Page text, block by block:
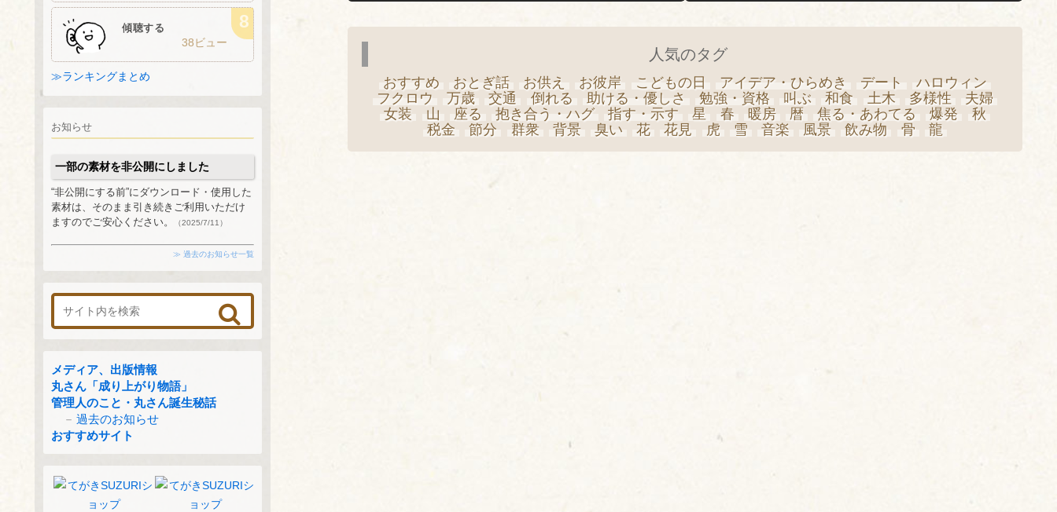
人気のタグ
おすすめ おとぎ話 お供え お彼岸 こどもの日 アイデア・ひらめき デート
ハロウィン
フクロウ
万歳 交通 倒れる 助ける・優しさ 勉強・資格 叫ぶ 和食 土木 多様性
夫婦
女装
山 座る 抱き合う・ハグ 指す・示す 星 春 暖房 暦 焦る・あわてる 爆発
秋
税金
節分 群衆 背景 臭い 花 花見 虎 雪 音楽 風景 飲み物 骨 龍
傾聴する
38ビュー
≫ランキングまとめ
お知らせ
一部の素材を非公開にしました
“非公開にする前”にダウンロード・使用した
素材は、そのまま引き続きご利用いただけ
ますのでご安心ください。
（2025/7/11）
≫ 過去のお知らせ一覧
メディア、出版情報
丸さん「成り上がり物語」
管理人のこと・丸さん誕生秘話
過去のお知らせ
おすすめサイト